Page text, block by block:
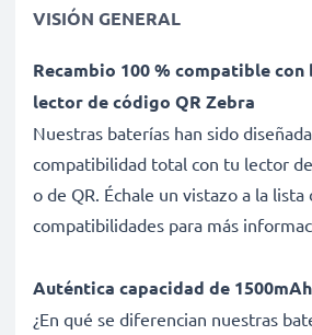
VISIÓN GENERAL
Recambio 100 % compatible
lector de código QR Zebra
Nuestras baterías han sido
compatibilidad total con tu lector
o de QR. Échale un vistazo a la lista
compatibilidades para más
Auténtica capacidad de 1500mAh
¿En qué se diferencian nuestras